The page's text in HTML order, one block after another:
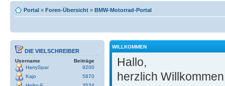
Portal » Foren-Übersicht » BMW-Motorrad-Portal
DIE VIELSCHREIBER
Username
Beiträge
HarrySpar
9200
Kajo
5870
WILLKOMMEN
Hallo,
herzlich